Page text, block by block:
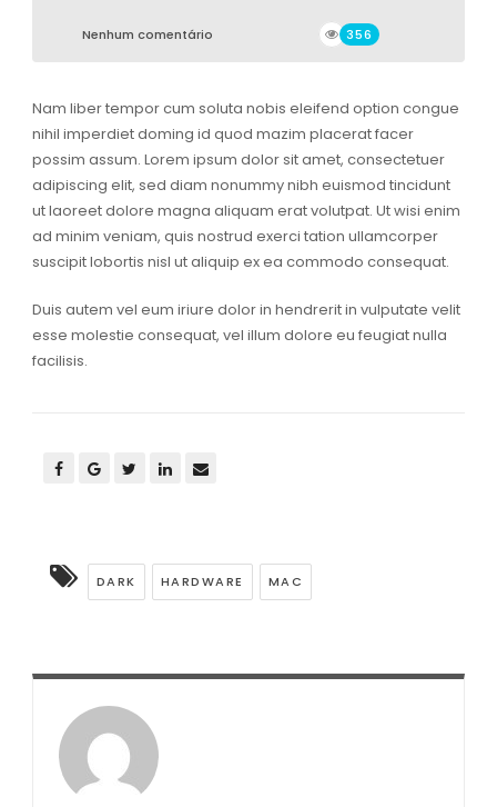
Nenhum comentário 356
Nam liber tempor cum soluta nobis eleifend option congue
nihil imperdiet doming id quod mazim placerat facer
possim assum. Lorem ipsum dolor sit amet, consectetuer
adipiscing elit, sed diam nonummy nibh euismod tincidunt
ut laoreet dolore magna aliquam erat volutpat. Ut wisi enim
ad minim veniam, quis nostrud exerci tation ullamcorper
suscipit lobortis nisl ut aliquip ex ea commodo consequat.
Duis autem vel eum iriure dolor in hendrerit in vulputate velit
esse molestie consequat, vel illum dolore eu feugiat nulla
facilisis.
DARK HARDWARE MAC